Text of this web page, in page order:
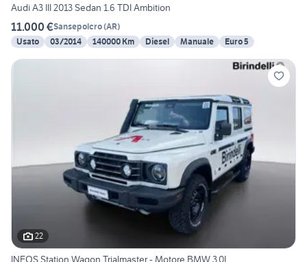
Audi A3 III 2013 Sedan 1.6 TDI Ambition
11.000 €Sansepolcro(AR)
Usato
03/2014 140000 Km Diesel Manuale Euro 5
22
INEOS Station Wagon Trialmaster - Motore BMW 3.0L